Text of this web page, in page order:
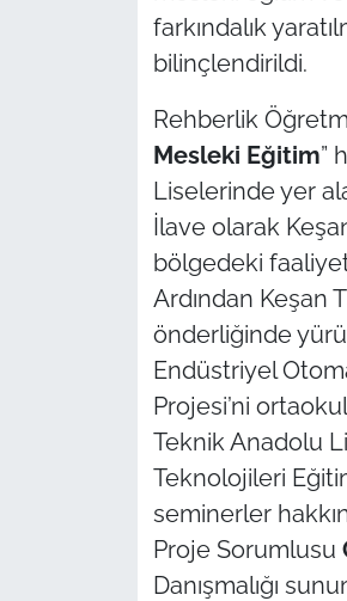
farkındalık
bilinçlendirildi.
Rehberlik
Mesleki Eğitim”
Liselerinde yer
İlave olarak
bölgedeki
Ardından Keşan
önderliğinde
Endüstriyel
Projesi’ni
Teknik Anadolu
Teknolojileri
seminerler
Proje Sorumlusu
Danışmalığı
Flaş Haber
Dış Haberler
İş Dünyası
Bilim Teknoloji
English News
Canlı Maç